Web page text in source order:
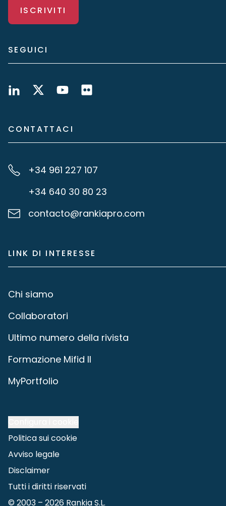
ISCRIVITI
SEGUICI
CONTATTACI
+34 961 227 107
+34 640 30 80 23
contacto@rankiapro.com
LINK DI INTERESSE
Chi siamo
Collaboratori
Ultimo numero della rivista
Formazione Mifid II
MyPortfolio
Politica sui cookie
Avviso legale
Disclaimer
Tutti i diritti riservati
© 2003 – 2026 Rankia S.L.